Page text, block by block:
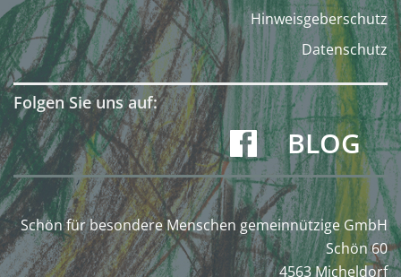
Hinweisgeberschutz
Datenschutz
Folgen Sie uns auf:
BLOG
Schön für besondere Menschen gemeinnützige GmbH
Schön 60
4563 Micheldorf